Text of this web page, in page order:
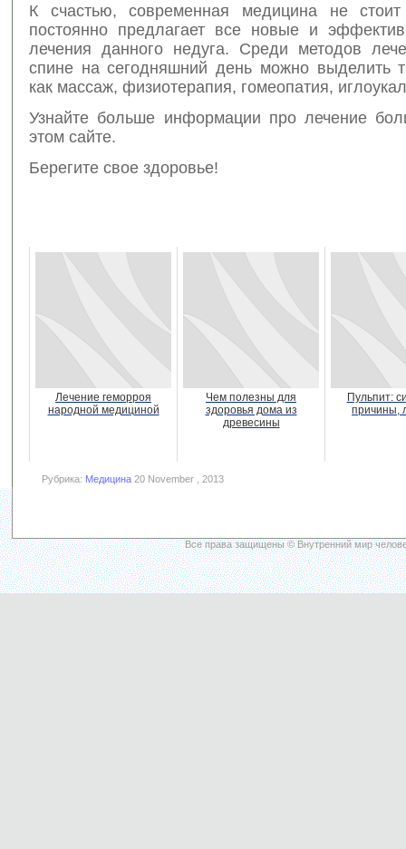
К счастью, современная медицина не
постоянно предлагает все новые и
лечения данного недуга. Среди методов
спине на сегодняшний день можно выделить
как массаж, физиотерапия, гомеопатия,
Узнайте больше информации про лечение
этом сайте.
Берегите свое здоровье!
Лечение геморроя
народной медициной
Чем полезны для
здоровья дома из
древесины
Пульпит:
причины,
Рубрика: Медицина 20 November , 2013
Все права защищены © Внутренний мир